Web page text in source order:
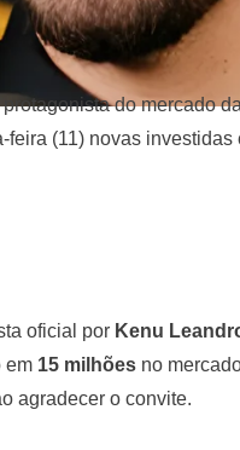
do mercado
(11) novas
oficial por Kenu
em 15 milhõesno
agradecer o convite.